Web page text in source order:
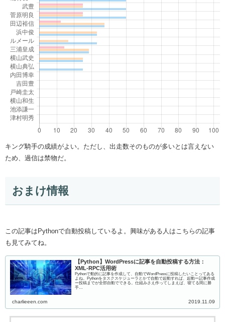
キング騎手の成績がよい。ただし、出走数そのものが多いとは言えない
ため、過信は禁物だ。
おまけ情報
この記事はPythonで自動投稿しているよ。興味がある人はこちらの記事
も見てみてね。
【Python】WordPressに記事を自動投稿する方法：
XML-RPC活用術
Pythonで動的に記事を作成して、自動でWordPressに投稿したいことってある
よね。Pythonをタスクスケジューラとかで自動で起動すれば、起動ー記事作成
ー投稿までが全部自動でできる。仕組みさえ作ってしまえば、寝てる間に勝
手…
charlieeen.com 2019.11.09